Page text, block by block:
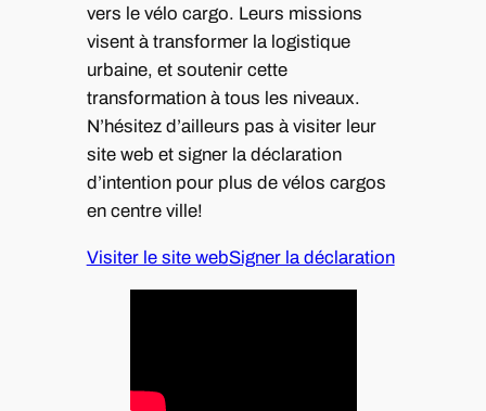
vers le vélo cargo. Leurs missions
visent à transformer la logistique
urbaine, et soutenir cette
transformation à tous les niveaux.
N’hésitez d’ailleurs pas à visiter leur
site web et signer la déclaration
d’intention pour plus de vélos cargos
en centre ville!
Visiter le site webSigner la déclaration